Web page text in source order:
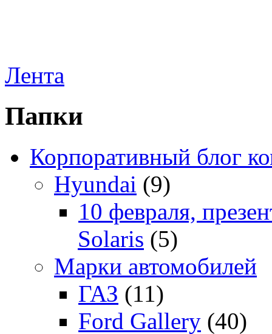
Лента
Папки
Корпоративный блог
Hyundai (9)
10 февраля,
Solaris (5)
Марки автомобилей
ГАЗ (11)
Ford Gallery (40)